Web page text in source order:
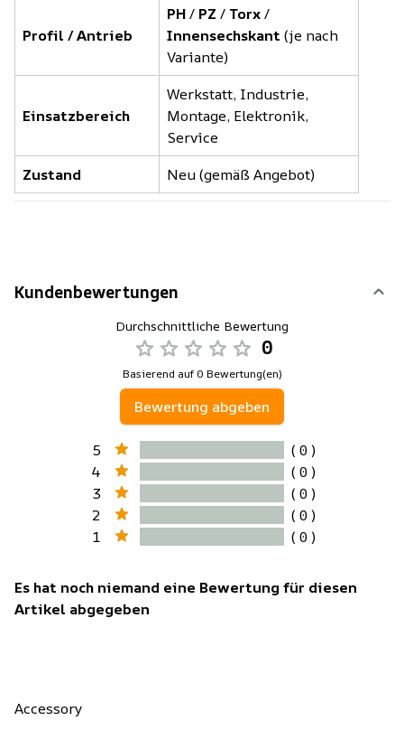
Profil / Antrieb
PH/PZ / Torx/
Innensechskant (je nach
Variante)
Einsatzbereich
Werkstatt, Industrie,
Montage, Elektronik,
Service
Zustand
Neu (gemäß Angebot)
Kundenbewertungen
Durchschnittliche Bewertung
0
Basierend auf 0 Bewertung(en)
Bewertung abgeben
5
( 0 )
4
( 0 )
3
( 0 )
2
( 0 )
1
( 0 )
Es hat noch niemand eine Bewertung für diesen
Artikel abgegeben
Accessory